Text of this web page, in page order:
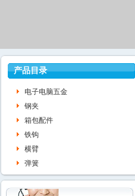
产品目录
电子电脑五金
钢夹
箱包配件
铁钩
横臂
弹簧